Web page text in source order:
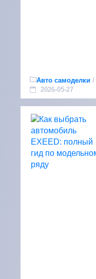
Авто самоделки /
2026-05-27